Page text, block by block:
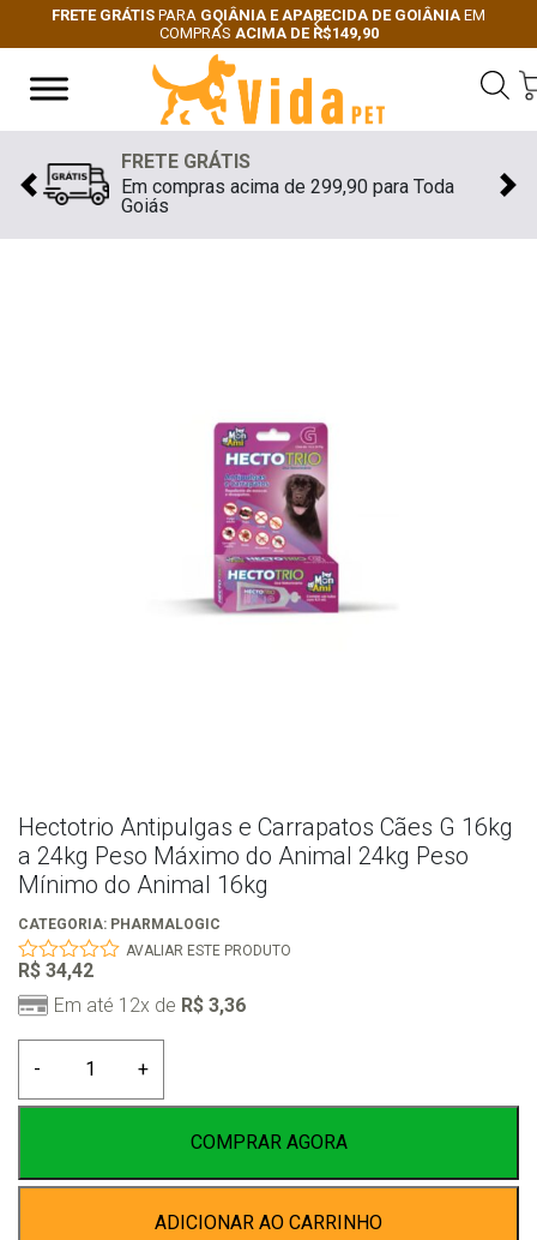
FRETE GRÁTIS PARA GOIÂNIA E APARECIDA DE GOIÂNIAEM
COMPRAS ACIMA DE R$149,90
Previous
Next
FRETE GRÁTIS
Em compras acima de 299,90 para Toda
Goiás
Previous
Hectotrio Antipulgas e Carrapatos Cães G 16kg
a 24kg Peso Máximo do Animal 24kg Peso
Mínimo do Animal 16kg
CATEGORIA: PHARMALOGIC
0
out
of
AVALIAR ESTE PRODUTO
R$ 34,42
Em até 12x de R$ 3,36
-
Antipulgas
e
G
+
COMPRAR AGORA
ADICIONAR AO CARRINHO